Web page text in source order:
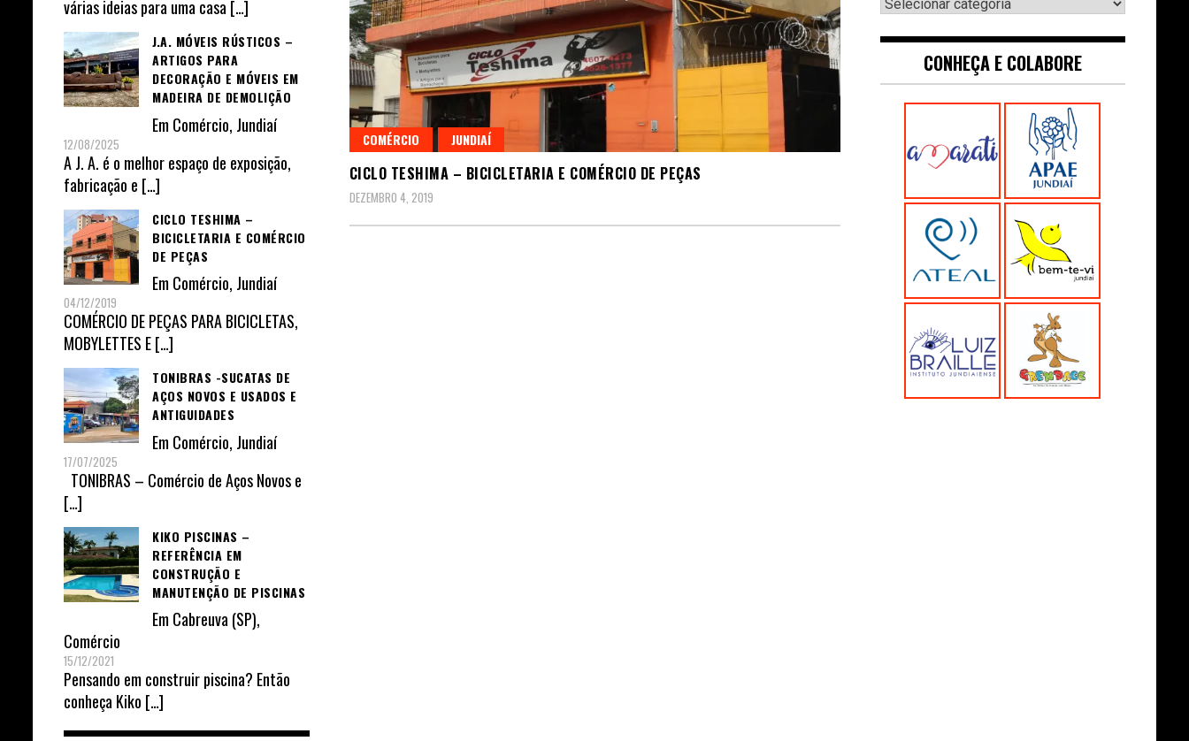
COMÉRCIO JUNDIAÍ
CICLO TESHIMA – BICICLETARIA E COMÉRCIO DE PEÇAS
DEZEMBRO 4, 2019
várias ideias para uma casa[…]
J.A. MÓVEIS RÚSTICOS –
ARTIGOS PARA
DECORAÇÃO E MÓVEIS EM
MADEIRA DE DEMOLIÇÃO
Em Comércio, Jundiaí
12/08/2025
A J. A. é o melhor espaço de exposição,
fabricação e […]
CICLO TESHIMA –
BICICLETARIA E COMÉRCIO
DE PEÇAS
Em Comércio, Jundiaí
04/12/2019
COMÉRCIO DE PEÇAS PARA BICICLETAS,
MOBYLETTES E[…]
TONIBRAS -SUCATAS DE
AÇOS NOVOS E USADOS E
ANTIGUIDADES
Em Comércio, Jundiaí
17/07/2025
TONIBRAS – Comércio de Aços Novos e
[…]
KIKO PISCINAS –
REFERÊNCIA EM
CONSTRUÇÃO E
MANUTENÇÃO DE PISCINAS
Em Cabreuva (SP),
Comércio
15/12/2021
Pensando em construir piscina? Então
conheça Kiko […]
CONHEÇA E COLABORE